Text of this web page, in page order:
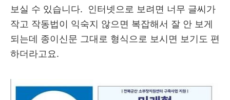
보실 수 있습니다. 인터넷으로 보려면 너무 글씨가
작고 작동법이 익숙지 않으면 복잡해서 잘 안 보게
되는데 종이신문 그대로 형식으로 보시면 보기도 편
하더라고요.